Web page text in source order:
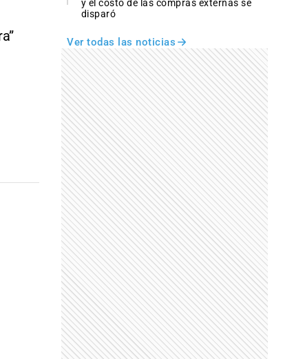
y el costo de las compras externas se
disparó
Ver todas las noticias